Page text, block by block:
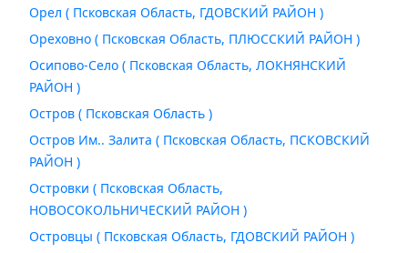
Орел ( Псковская Область, ГДОВСКИЙ РАЙОН )
Ореховно ( Псковская Область, ПЛЮССКИЙ РАЙОН )
Осипово-Село ( Псковская Область, ЛОКНЯНСКИЙ
РАЙОН )
Остров ( Псковская Область )
Остров Им.. Залита ( Псковская Область, ПСКОВСКИЙ
РАЙОН )
Островки ( Псковская Область,
НОВОСОКОЛЬНИЧЕСКИЙ РАЙОН )
Островцы ( Псковская Область, ГДОВСКИЙ РАЙОН )